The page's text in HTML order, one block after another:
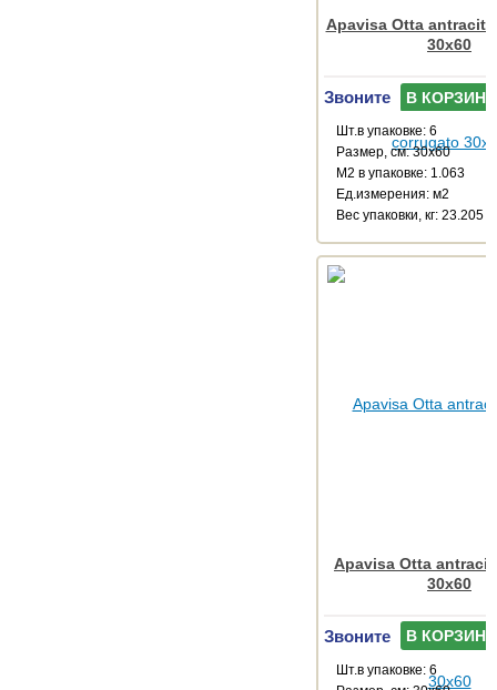
Apavisa Otta
30x60
Звоните В КОРЗИНУ
Шт.в упаковке: 6
Размер, см: 30x60
М2 в упаковке: 1.063
Ед.измерения: м2
Веc упаковки, кг: 23.205
Apavisa Otta
30x60
Звоните В КОРЗИНУ
Шт.в упаковке: 6